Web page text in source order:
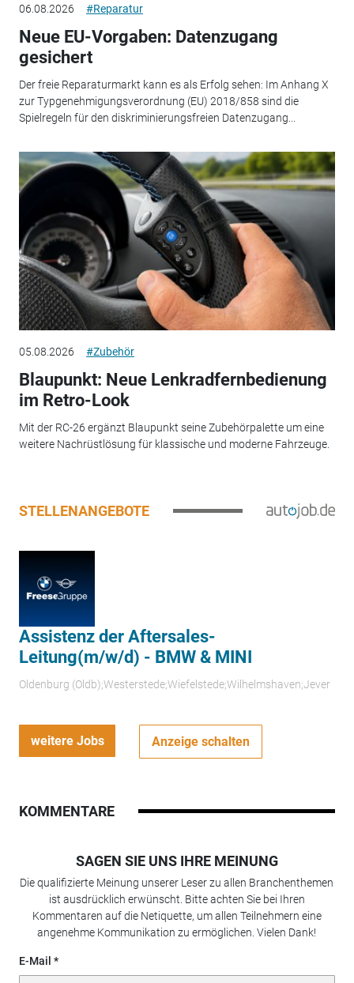
06.08.2026 #Reparatur
Neue EU-Vorgaben: Datenzugang
gesichert
Der freie Reparaturmarkt kann es als Erfolg sehen: Im Anhang X
zur Typgenehmigungsverordnung (EU) 2018/858 sind die
Spielregeln für den diskriminierungsfreien Datenzugang...
05.08.2026 #Zubehör
Blaupunkt: Neue Lenkradfernbedienung
im Retro-Look
Mit der RC-26 ergänzt Blaupunkt seine Zubehörpalette um eine
weitere Nachrüstlösung für klassische und moderne Fahrzeuge.
STELLENANGEBOTE
Assistenz der Aftersales-
Leitung(m/w/d) - BMW & MINI
Oldenburg (Oldb);Westerstede;Wiefelstede;Wilhelmshaven;Jever
weitere Jobs Anzeige schalten
KOMMENTARE
SAGEN SIE UNS IHRE MEINUNG
Die qualifizierte Meinung unserer Leser zu allen Branchenthemen
ist ausdrücklich erwünscht. Bitte achten Sie bei Ihren
Kommentaren auf die Netiquette, um allen Teilnehmern eine
angenehme Kommunikation zu ermöglichen. Vielen Dank!
E-Mail